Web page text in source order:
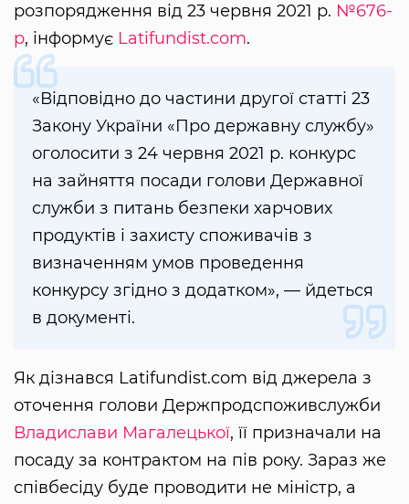
розпорядження від 23 червня 2021 р. №676-
р, інформує Latifundist.com.
«Відповідно до частини другої статті 23
Закону України «Про державну службу»
оголосити з 24 червня 2021 р. конкурс
на зайняття посади голови Державної
служби з питань безпеки харчових
продуктів і захисту споживачів з
визначенням умов проведення
конкурсу згідно з додатком», — йдеться
в документі.
Як дізнався Latifundist.com від джерела з
оточення голови Держпродспоживслужби
Владислави Магалецької, її призначали на
посаду за контрактом на пів року. Зараз же
співбесіду буде проводити не міністр, а